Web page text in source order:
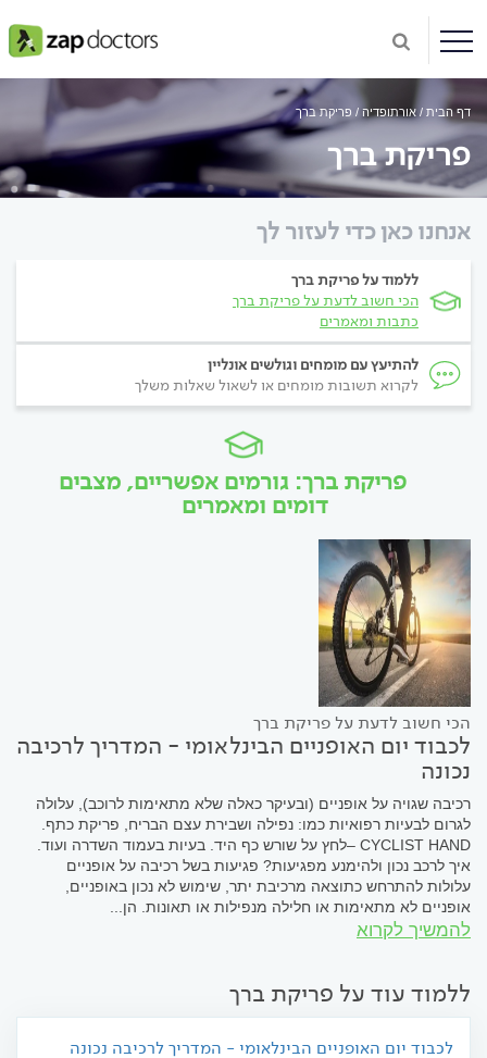
דף הבית אורתופדיה פריקת ברך
פריקת ברך
אנחנו כאן כדי לעזור לך
ללמוד על פריקת ברך
הכי חשוב לדעת על פריקת ברך
כתבות ומאמרים
להתיעץ עם מומחים וגולשים אונליין
לקרוא תשובות מומחים או לשאול שאלות משלך
פריקת ברך: גורמים אפשריים, מצבים
דומים ומאמרים
הכי חשוב לדעת על פריקת ברך
לכבוד יום האופניים הבינלאומי - המדריך לרכיבה
נכונה
רכיבה שגויה על אופניים (ובעיקר כאלה שלא מתאימות לרוכב), עלולה
לגרום לבעיות רפואיות כמו: נפילה ושבירת עצם הבריח, פריקת כתף.
CYCLIST HAND –לחץ על שורש כף היד. בעיות בעמוד השדרה ועוד.
איך לרכב נכון ולהימנע מפגיעות? פגיעות בשל רכיבה על אופניים
עלולות להתרחש כתוצאה מרכיבת יתר, שימוש לא נכון באופניים,
אופניים לא מתאימות או חלילה מנפילות או תאונות. הן...
להמשיך לקרוא
ללמוד עוד על פריקת ברך
לכבוד יום האופניים הבינלאומי - המדריך לרכיבה נכונה